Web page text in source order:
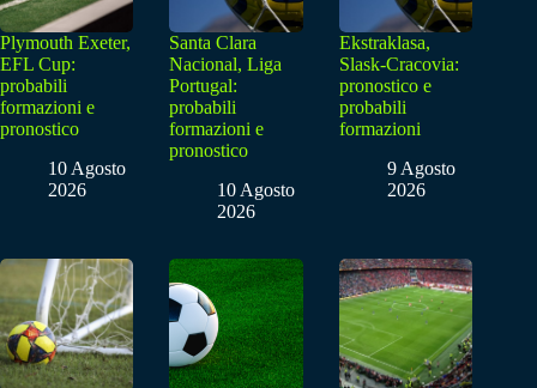
Plymouth Exeter,
EFL Cup:
probabili
formazioni e
pronostico
10 Agosto
2026
Santa Clara
Nacional, Liga
Portugal:
probabili
formazioni e
pronostico
10 Agosto
2026
Ekstraklasa,
Slask-Cracovia:
pronostico e
probabili
formazioni
9 Agosto
2026